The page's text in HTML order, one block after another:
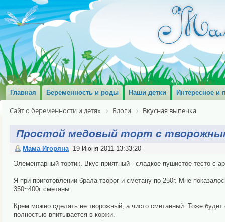
Главная Беременность и роды Наши детки Интересное и
Сайт о беременности и детях Блоги Вкусная выпечка
Простой медовый торт с
Мама Игоряна 19 Июня 2011 13:33:20
Элементарный тортик. Вкус приятный - сладкое пушистое тесто с
Я при приготовлении брала творог и сметану по 250г. Мне
350~400г сметаны.
Крем можно сделать не творожный, а чисто сметанный. Тоже
полностью впитывается в коржи.